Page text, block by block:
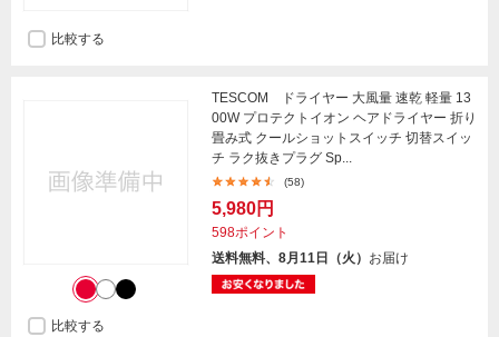
比較する
TESCOM ドライヤー 大風量 速乾 軽量 13
00W プロテクトイオン ヘアドライヤー 折り
畳み式 クールショットスイッチ 切替スイッ
チ ラク抜きプラグ Sp...
(58)
5,980円
598ポイント
送料無料、8月11日（火） お届け
比較する